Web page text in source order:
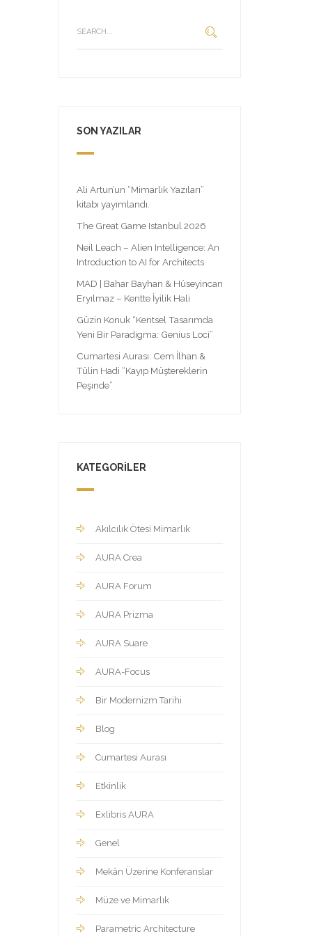
SON YAZILAR
Ali Artun’un “Mimarlık Yazıları”
kitabı yayımlandı.
The Great Game Istanbul 2026
Neil Leach – Alien Intelligence: An
Introduction to AI for Architects
MAD | Bahar Bayhan & Hüseyincan
Eryılmaz – Kentte İyilik Hali
Güzin Konuk “Kentsel Tasarımda
Yeni Bir Paradigma: Genius Loci”
Cumartesi Aurası: Cem İlhan &
Tülin Hadi “Kayıp Müştereklerin
Peşinde”
KATEGORILER
Akılcılık Ötesi Mimarlık
AURA Crea
AURA Forum
AURA Prizma
AURA Suare
AURA-Focus
Bir Modernizm Tarihi
Blog
Cumartesi Aurası
Etkinlik
Exlibris AURA
Genel
Mekân Üzerine Konferanslar
Müze ve Mimarlık
Parametric Architecture